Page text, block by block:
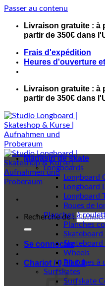
Passer au contenu
Livraison gratuite : à
partir de 350€ dans
Frais d'expédition
Heures d'ouverture
Livraison gratuite : à
partir de 350€ dans
Recherche de :
Se connecter
Chariot /0,00€ 0
Magasin de skate
Longboards
Longboard
Longboard
Longboard
Roues de
Planches à
Planches
Skateboard
Skateboard
Wheels
Planches à
Surfskates
Surfskate